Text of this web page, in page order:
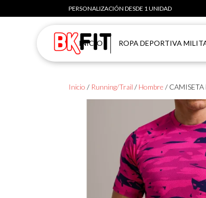
PERSONALIZACIÓN DESDE 1 UNIDAD
INICIO ROPA DEPORTIVA
Inicio / Running/Trail / Hombre /